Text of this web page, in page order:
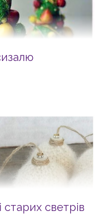
старих светрів